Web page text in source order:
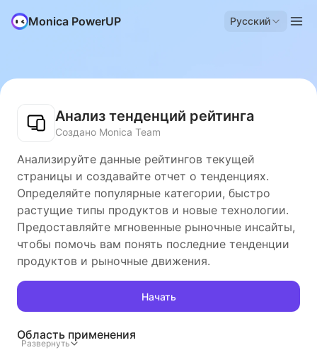
Monica PowerUP Русский
Анализ тенденций рейтинга
Создано Monica Team
Анализируйте данные рейтингов текущей
страницы и создавайте отчет о тенденциях.
Определяйте популярные категории, быстро
растущие типы продуктов и новые технологии.
Предоставляйте мгновенные рыночные инсайты,
чтобы помочь вам понять последние тенденции
продуктов и рыночные движения.
Начать
Область применения
Развернуть